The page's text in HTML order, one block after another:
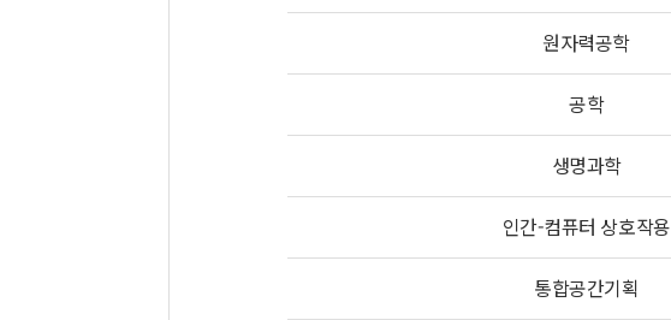
원자력공학
공학
생명과학
인간-컴퓨터 상호작용
통합공간기획